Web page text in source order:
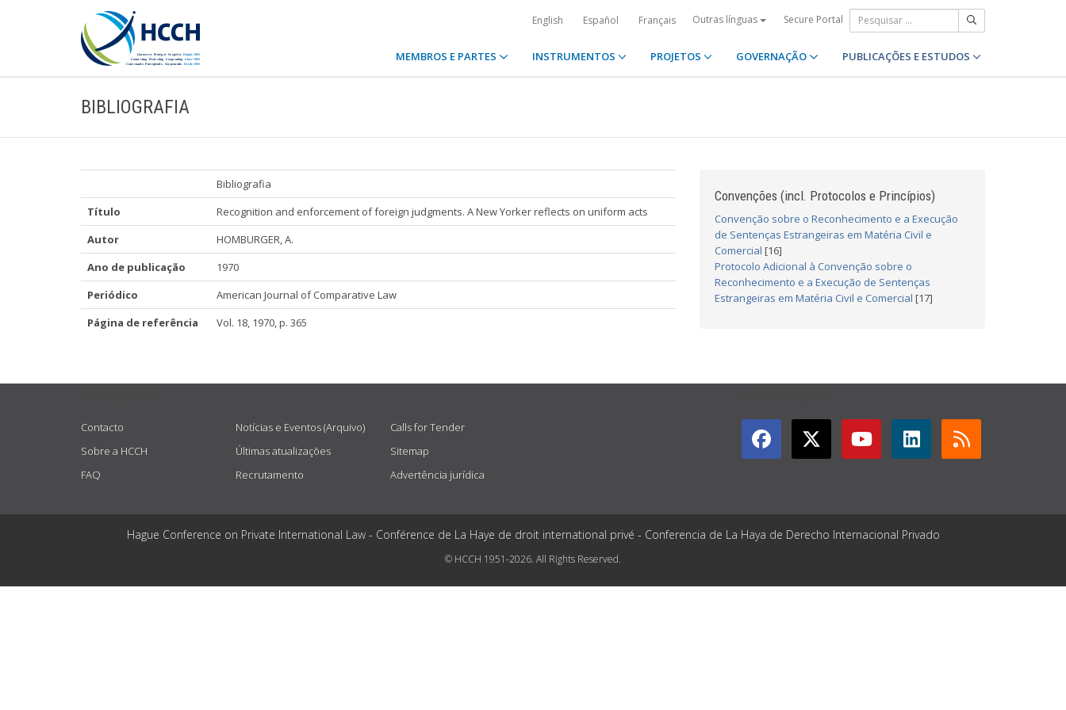
English Español Français Outras línguas Secure Portal
MEMBROS E PARTES INSTRUMENTOS PROJETOS GOVERNAÇÃO PUBLICAÇÕES E ESTUDOS
BIBLIOGRAFIA
Bibliografia
Título
Recognition and enforcement of foreign judgments. A New Yorker reflects on uniform acts
Autor
HOMBURGER, A.
Ano de publicação
1970
Periódico
American Journal of Comparative Law
Página de referência
Vol. 18, 1970, p. 365
Convenções (incl. Protocolos e Princípios)
Convenção sobre o Reconhecimento e a Execução
de Sentenças Estrangeiras em Matéria Civil e
Comercial [16]
Protocolo Adicional à Convenção sobre o
Reconhecimento e a Execução de Sentenças
Estrangeiras em Matéria Civil e Comercial [17]
Contacto
Sobre a HCCH
FAQ
Notícias e Eventos (Arquivo)
Últimas atualizações
Recrutamento
Calls for Tender
Sitemap
Advertência jurídica
Hague Conference on Private International Law - Conférence de La Haye de droit international privé - Conferencia de La Haya de Derecho Internacional Privado
© HCCH 1951-2026. All Rights Reserved.